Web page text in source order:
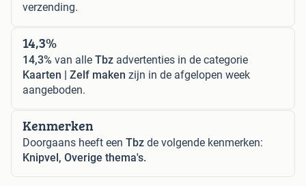
verzending.
14,3%
14,3% van alle Tbz advertenties in de categorie
Kaarten | Zelf maken zijn in de afgelopen week
aangeboden.
Kenmerken
Doorgaans heeft een Tbz de volgende kenmerken:
Knipvel, Overige thema's.